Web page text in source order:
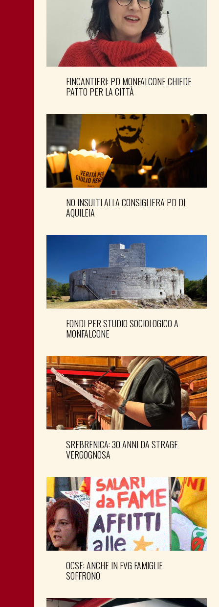
FINCANTIERI: PD MONFALCONE CHIEDE
PATTO PER LA CITTÀ
NO INSULTI ALLA CONSIGLIERA PD DI
AQUILEIA
FONDI PER STUDIO SOCIOLOGICO A
MONFALCONE
SREBRENICA: 30 ANNI DA STRAGE
VERGOGNOSA
OCSE: ANCHE IN FVG FAMIGLIE
SOFFRONO